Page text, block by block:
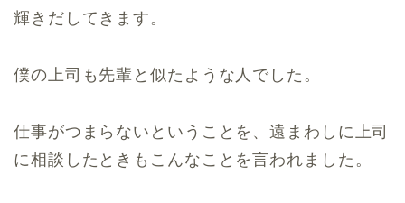
輝きだしてきます。
僕の上司も先輩と似たような人でした。
仕事がつまらないということを、遠まわしに上司
に相談したときもこんなことを言われました。